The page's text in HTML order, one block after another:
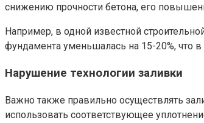
снижению прочности бетона, его
Например, в одной известной
фундамента уменьшалась на 15-20%, что
Нарушение технологии заливки
Важно также правильно осуществлять
использовать соответствующее